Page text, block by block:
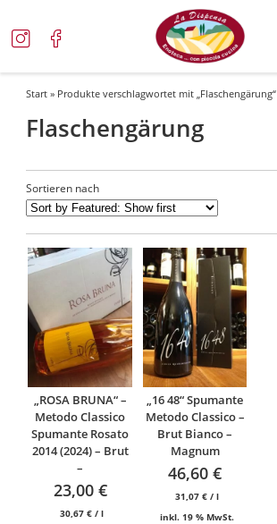
Start » Produkte verschlagwortet mit „Flaschengärung“
Flaschengärung
Sortieren nach
„ROSA BRUNA“ –
Metodo Classico
Spumante Rosato
2014 (2024) – Brut
–
23,00 €
30,67€ /l
„16 48“ Spumante
Metodo Classico –
Brut Bianco –
Magnum
46,60€
31,07 €/ l
inkl. 19 % MwSt.